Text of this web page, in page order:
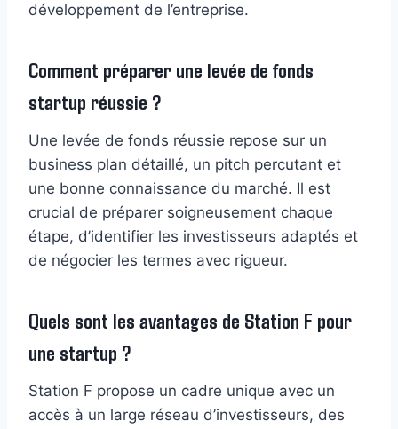
développement de l’entreprise.
Comment préparer une levée de fonds
startup réussie ?
Une levée de fonds réussie repose sur un
business plan détaillé, un pitch percutant et
une bonne connaissance du marché. Il est
crucial de préparer soigneusement chaque
étape, d’identifier les investisseurs adaptés et
de négocier les termes avec rigueur.
Quels sont les avantages de Station F pour
une startup ?
Station F propose un cadre unique avec un
accès à un large réseau d’investisseurs, des